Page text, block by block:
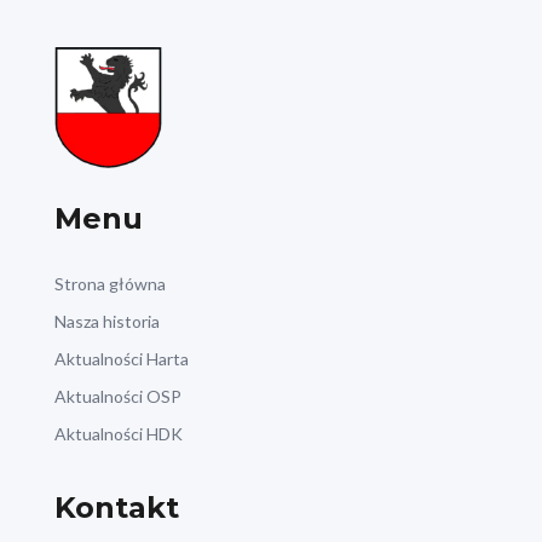
Menu
Strona główna
Nasza historia
Aktualności Harta
Aktualności OSP
Aktualności HDK
Kontakt